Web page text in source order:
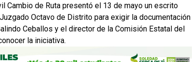
Cambio de Ruta presentó el 13 de mayo un escrito
Octavo de Distrito para exigir la documentación
Ceballos y el director de la Comisión Estatal del
la iniciativa.